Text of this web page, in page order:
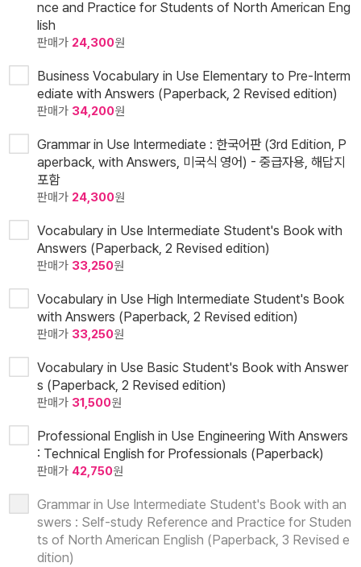
nce and Practice for Students of North American Eng
lish
판매가 24,300원
Business Vocabulary in Use Elementary to Pre-Interm
ediate with Answers (Paperback, 2 Revised edition)
판매가 34,200원
Grammar in Use Intermediate : 한국어판 (3rd Edition, P
aperback, with Answers, 미국식 영어) - 중급자용, 해답지
포함
판매가 24,300원
Vocabulary in Use Intermediate Student's Book with
Answers (Paperback, 2 Revised edition)
판매가 33,250원
Vocabulary in Use High Intermediate Student's Book
with Answers (Paperback, 2 Revised edition)
판매가 33,250원
Vocabulary in Use Basic Student's Book with Answer
s (Paperback, 2 Revised edition)
판매가 31,500원
Professional English in Use Engineering With Answers
: Technical English for Professionals (Paperback)
판매가 42,750원
Grammar in Use Intermediate Student's Book with an
swers : Self-study Reference and Practice for Studen
ts of North American English (Paperback, 3 Revised e
dition)